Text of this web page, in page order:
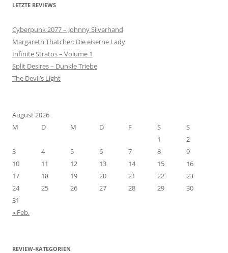
LETZTE REVIEWS
Cyberpunk 2077 – Johnny Silverhand
Margareth Thatcher: Die eiserne Lady
Infinite Stratos – Volume 1
Split Desires – Dunkle Triebe
The Devil’s Light
August 2026
M
D M D F S
S
1
2
3
4 5 6 7 8
9
10
11 12 13 14 15
16
17
18 19 20 21 22
23
24
25 26 27 28 29
30
31
« Feb.
REVIEW-KATEGORIEN